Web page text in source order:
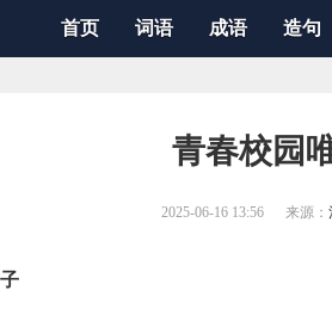
首页 词语 成语 造句
青春校园
2025-06-16 13:56 来源：